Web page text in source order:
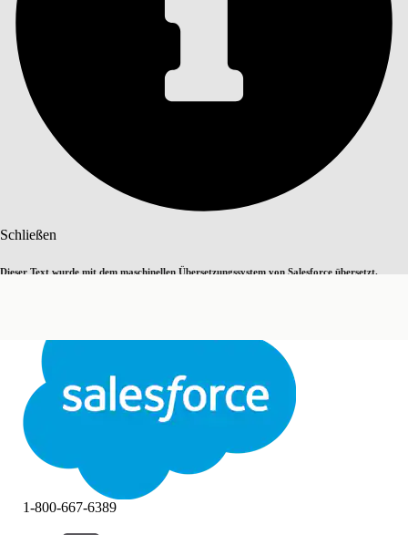
Schließen
Dieser Text wurde mit dem maschinellen Übersetzungssystem von Salesforce übersetzt.
Schließen
1-800-667-6389